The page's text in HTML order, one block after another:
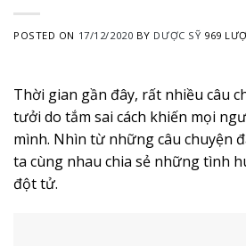
POSTED ON 17/12/2020 BY DƯỢC SỸ 969
Thời gian gần đây, rất nhiều câu
tưởi do tắm sai cách khiến mọi
mình. Nhìn từ những câu chuyện
ta cùng nhau chia sẻ những tình
đột tử.